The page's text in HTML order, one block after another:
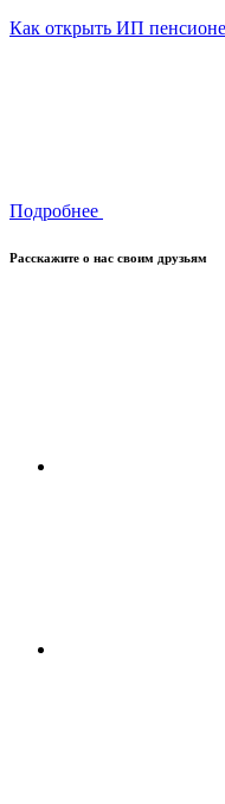
Как открыть ИП
Подробнее
Расскажите о нас своим друзьям